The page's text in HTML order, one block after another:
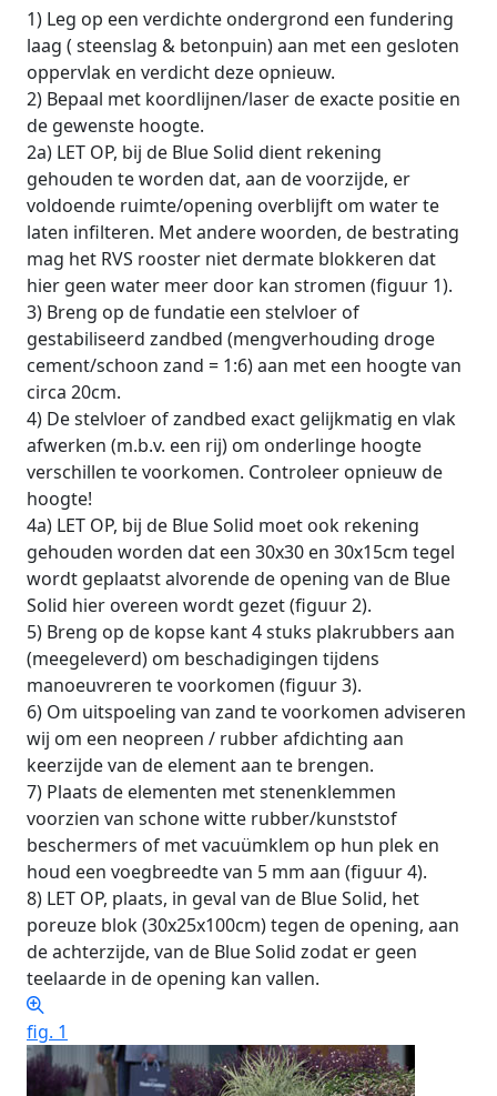
1) Leg op een verdichte ondergrond een fundering
laag ( steenslag & betonpuin) aan met een gesloten
oppervlak en verdicht deze opnieuw.
2) Bepaal met koordlijnen/laser de exacte positie en
de gewenste hoogte.
2a) LET OP, bij de Blue Solid dient rekening
gehouden te worden dat, aan de voorzijde, er
voldoende ruimte/opening overblijft om water te
laten infilteren. Met andere woorden, de bestrating
mag het RVS rooster niet dermate blokkeren dat
hier geen water meer door kan stromen (figuur 1).
3) Breng op de fundatie een stelvloer of
gestabiliseerd zandbed (mengverhouding droge
cement/schoon zand = 1:6) aan met een hoogte van
circa 20cm.
4) De stelvloer of zandbed exact gelijkmatig en vlak
afwerken (m.b.v. een rij) om onderlinge hoogte
verschillen te voorkomen. Controleer opnieuw de
hoogte!
4a) LET OP, bij de Blue Solid moet ook rekening
gehouden worden dat een 30x30 en 30x15cm tegel
wordt geplaatst alvorende de opening van de Blue
Solid hier overeen wordt gezet (figuur 2).
5) Breng op de kopse kant 4 stuks plakrubbers aan
(meegeleverd) om beschadigingen tijdens
manoeuvreren te voorkomen (figuur 3).
6) Om uitspoeling van zand te voorkomen adviseren
wij om een neopreen / rubber afdichting aan
keerzijde van de element aan te brengen.
7) Plaats de elementen met stenenklemmen
voorzien van schone witte rubber/kunststof
beschermers of met vacuümklem op hun plek en
houd een voegbreedte van 5 mm aan (figuur 4).
8) LET OP, plaats, in geval van de Blue Solid, het
poreuze blok (30x25x100cm) tegen de opening, aan
de achterzijde, van de Blue Solid zodat er geen
teelaarde in de opening kan vallen.
fig. 1